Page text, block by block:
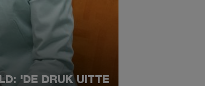
'DE DRUK UITTE